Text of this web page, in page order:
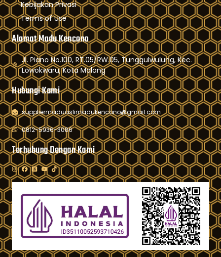
Kebijakan Privasi
Terms of Use
Alamat Madu Kencono
Jl. Piano No.100, RT.05/RW.05, Tunggulwulung, Kec.
Lowokwaru, Kota Malang
Hubungi Kami
suppliermaduaslimadukencono@gmail.com
0812-5936-3086
Terhubung Dengan Kami